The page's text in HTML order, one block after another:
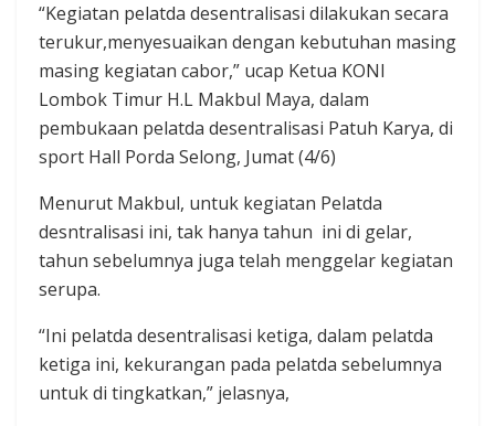
“Kegiatan pelatda desentralisasi dilakukan secara
terukur,menyesuaikan dengan kebutuhan masing
masing kegiatan cabor,” ucap Ketua KONI
Lombok Timur H.L Makbul Maya, dalam
pembukaan pelatda desentralisasi Patuh Karya, di
sport Hall Porda Selong, Jumat (4/6)
Menurut Makbul, untuk kegiatan Pelatda
desntralisasi ini, tak hanya tahun ini di gelar,
tahun sebelumnya juga telah menggelar kegiatan
serupa.
“Ini pelatda desentralisasi ketiga, dalam pelatda
ketiga ini, kekurangan pada pelatda sebelumnya
untuk di tingkatkan,” jelasnya,